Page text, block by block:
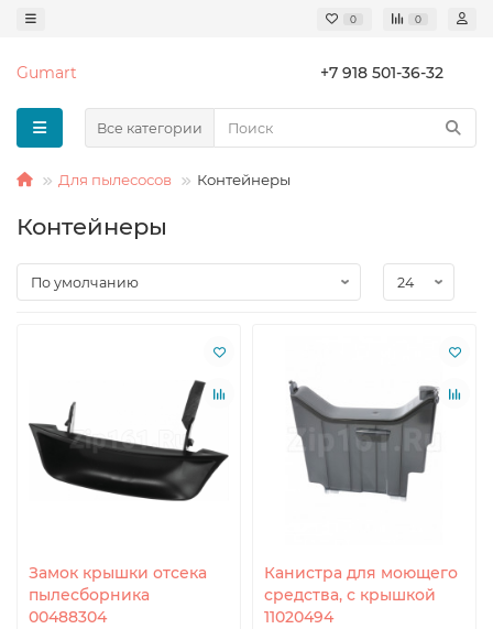
0 0
Gumart +7 918 501-36-32
Все категории
Для пылесосов Контейнеры
Контейнеры
Замок крышки отсека
пылесборника
00488304
Канистра для моющего
средства, с крышкой
11020494